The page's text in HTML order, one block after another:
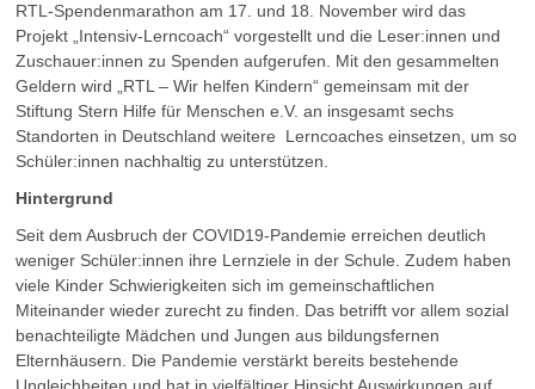
RTL-Spendenmarathon am 17. und 18. November wird das
Projekt „Intensiv-Lerncoach“ vorgestellt und die Leser:innen und
Zuschauer:innen zu Spenden aufgerufen. Mit den gesammelten
Geldern wird „RTL – Wir helfen Kindern“ gemeinsam mit der
Stiftung Stern Hilfe für Menschen e.V. an insgesamt sechs
Standorten in Deutschland weitere Lerncoaches einsetzen, um so
Schüler:innen nachhaltig zu unterstützen.
Hintergrund
Seit dem Ausbruch der COVID19-Pandemie erreichen deutlich
weniger Schüler:innen ihre Lernziele in der Schule. Zudem haben
viele Kinder Schwierigkeiten sich im gemeinschaftlichen
Miteinander wieder zurecht zu finden. Das betrifft vor allem sozial
benachteiligte Mädchen und Jungen aus bildungsfernen
Elternhäusern. Die Pandemie verstärkt bereits bestehende